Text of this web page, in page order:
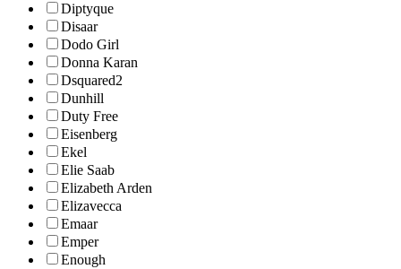
Diptyque
Disaar
Dodo Girl
Donna Karan
Dsquared2
Dunhill
Duty Free
Eisenberg
Ekel
Elie Saab
Elizabeth Arden
Elizavecca
Emaar
Emper
Enough